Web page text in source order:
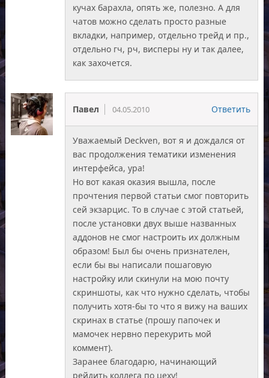
кучах барахла, опять же, полезно. А для
чатов можно сделать просто разные
вкладки, например, отдельно трейд и пр.,
отдельно гч, рч, висперы ну и так далее,
как захочется.
Павел 04.05.2010 Ответить
Уважаемый Deckven, вот я и дождался от
вас продолжения тематики изменения
интерфейса, ура!
Но вот какая оказия вышла, после
прочтения первой статьи смог повторить
сей экзарцис. То в случае с этой статьей,
после установки двух выше названных
аддонов не смог настроить их должным
образом! Был бы очень признателен,
если бы вы написали пошаговую
настройку или скинули на мою почту
скриншоты, как что нужно сделать, чтобы
получить хотя-бы то что я вижу на ваших
скринах в статье (прошу папочек и
мамочек нервно перекурить мой
коммент).
Заранее благодарю, начинающий
рейдить коллега по цеху!